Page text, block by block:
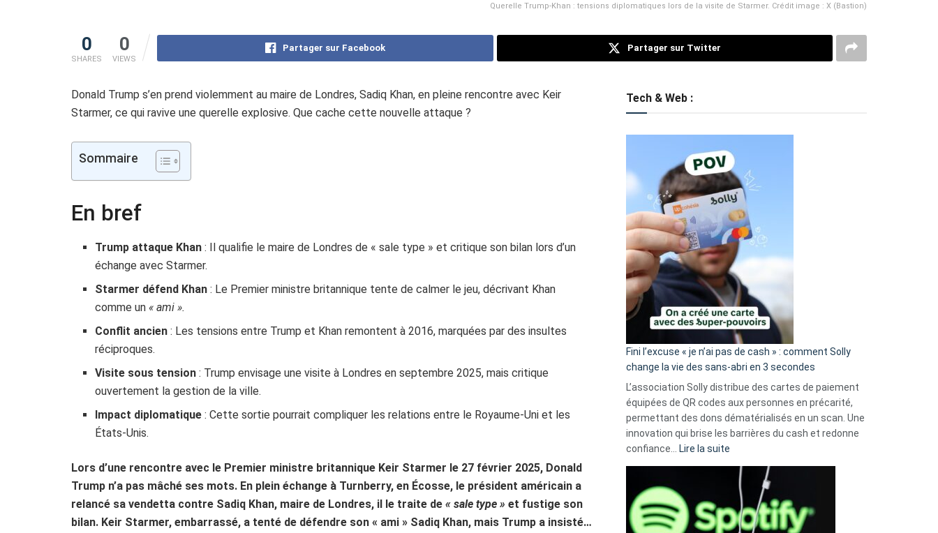
Querelle Trump-Khan : tensions diplomatiques lors de la visite de Starmer. Crédit image : X (Bastion)
0
SHARES
0
VIEWS
Partager sur Facebook Partager sur Twitter
Donald Trump s’en prend violemment au maire de Londres, Sadiq Khan, en pleine rencontre avec Keir
Starmer, ce qui ravive une querelle explosive. Que cache cette nouvelle attaque ?
Sommaire
En bref
Trump attaque Khan : Il qualifie le maire de Londres de « sale type » et critique son bilan lors d’un
échange avec Starmer.
Starmer défend Khan : Le Premier ministre britannique tente de calmer le jeu, décrivant Khan
comme un« ami ».
Conflit ancien : Les tensions entre Trump et Khan remontent à 2016, marquées par des insultes
réciproques.
Visite sous tension : Trump envisage une visite à Londres en septembre 2025, mais critique
ouvertement la gestion de la ville.
Impact diplomatique : Cette sortie pourrait compliquer les relations entre le Royaume-Uni et les
États-Unis.
Lors d’une rencontre avec le Premier ministre britannique Keir Starmer le 27 février 2025, Donald
Trump n’a pas mâché ses mots. En plein échange à Turnberry, en Écosse, le président américain a
relancé sa vendetta contre Sadiq Khan, maire de Londres, il le traite de « sale type » et fustige son
bilan. Keir Starmer, embarrassé, a tenté de défendre son « ami » Sadiq Khan, mais Trump a insisté…
Tech & Web :
Fini l’excuse « je n’ai pas de cash » : comment Solly
change la vie des sans-abri en 3 secondes
L’association Solly distribue des cartes de paiement
équipées de QR codes aux personnes en précarité,
permettant des dons dématérialisés en un scan. Une
innovation qui brise les barrières du cash et redonne
confiance…
Lire la suite
l’excuse
je
n’ai